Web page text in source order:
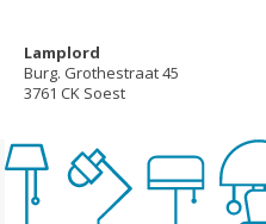
Lamplord
Burg. Grothestraat 45
3761 CK Soest